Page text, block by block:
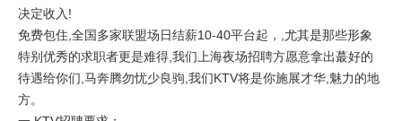
决定收入!
免费包住,全国多家联盟场日结薪10-40平台起，,尤其是那些形象
特别优秀的求职者更是难得,我们上海夜场招聘方愿意拿出蕞好的
待遇给你们,马奔腾勿忧少良驹,我们KTV将是你施展才华,魅力的地
方。